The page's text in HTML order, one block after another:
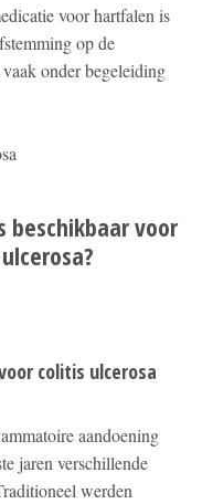
voor hartfalen is
op de
onder begeleiding
beschikbaar voor
colitis ulcerosa
aandoening
jaren verschillende
werden